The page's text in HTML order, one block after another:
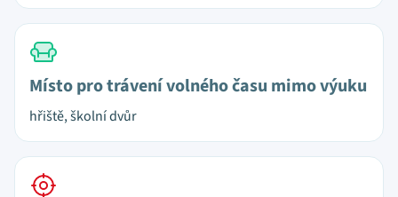
Místo pro trávení volného času mimo výuku
hřiště, školní dvůr